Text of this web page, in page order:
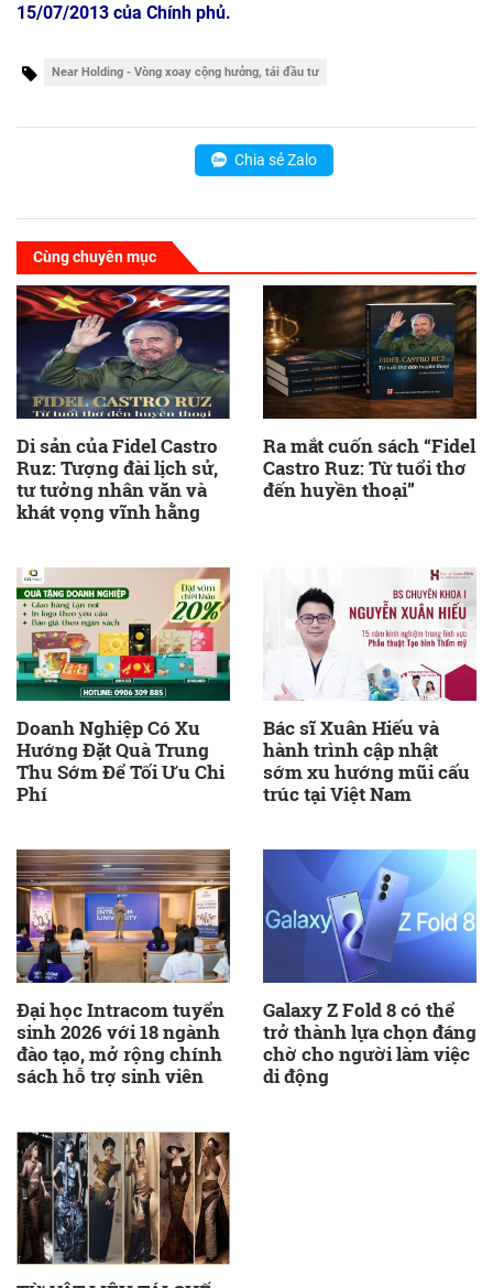
15/07/2013 của Chính phủ.
Near Holding - Vòng xoay cộng hưởng, tái đầu tư
Chia sẻ Zalo
Cùng chuyên mục
Di sản của Fidel Castro
Ruz: Tượng đài lịch sử,
tư tưởng nhân văn và
khát vọng vĩnh hằng
Ra mắt cuốn sách “Fidel
Castro Ruz: Từ tuổi thơ
đến huyền thoại”
Doanh Nghiệp Có Xu
Hướng Đặt Quà Trung
Thu Sớm Để Tối Ưu Chi
Phí
Bác sĩ Xuân Hiếu và
hành trình cập nhật
sớm xu hướng mũi cấu
trúc tại Việt Nam
Đại học Intracom tuyển
sinh 2026 với 18 ngành
đào tạo, mở rộng chính
sách hỗ trợ sinh viên
Galaxy Z Fold 8 có thể
trở thành lựa chọn đáng
chờ cho người làm việc
di động